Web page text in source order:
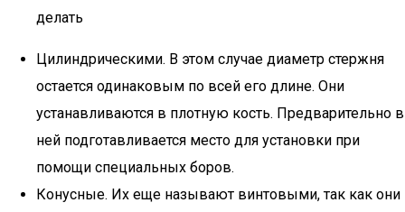
делать
Цилиндрическими. В этом случае диаметр стержня
остается одинаковым по всей его длине. Они
устанавливаются в плотную кость. Предварительно в
ней подготавливается место для установки при
помощи специальных боров.
Конусные. Их еще называют винтовыми, так как они